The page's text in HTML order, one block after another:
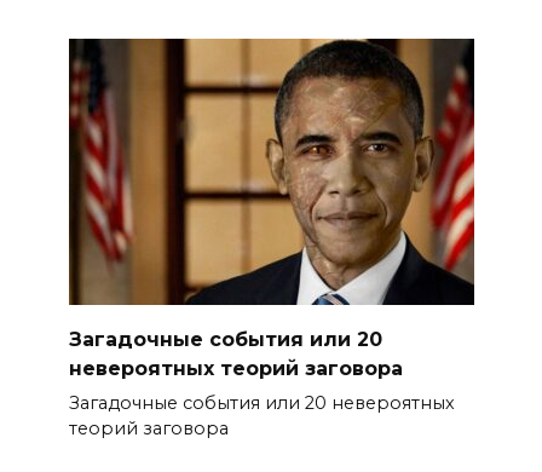
Загадочные события или 20
невероятных теорий заговора
Загадочные события или 20 невероятных
теорий заговора